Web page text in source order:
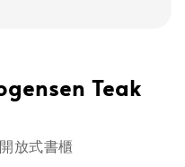
Teak
放式書櫃